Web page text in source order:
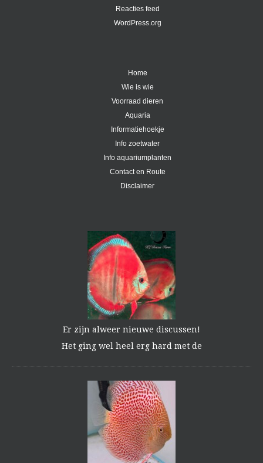
Reacties feed
WordPress.org
Home
Wie is wie
Voorraad dieren
Aquaria
Informatiehoekje
Info zoetwater
Info aquariumplanten
Contact en Route
Disclaimer
Er zijn alweer nieuwe discussen!
Het ging wel heel erg hard met de